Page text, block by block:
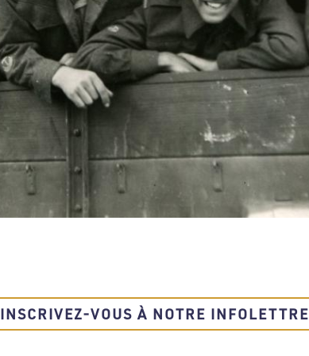
INSCRIVEZ-VOUS À NOTRE INFOLETTRE